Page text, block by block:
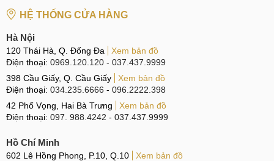
HỆ THỐNG CỬA HÀNG
Hà Nội
120 Thái Hà, Q. Đống Đa
Xem bản đồ
Điện thoại: 0969.120.120 - 037.437.9999
398 Cầu Giấy, Q. Cầu Giấy
Xem bản đồ
Điện thoại: 034.235.6666 - 096.2222.398
42 Phố Vọng, Hai Bà Trưng
Xem bản đồ
Điện thoại: 097. 988.4242 - 037.437.9999
Hồ Chí Minh
602 Lê Hồng Phong, P.10, Q.10
Xem bản đồ